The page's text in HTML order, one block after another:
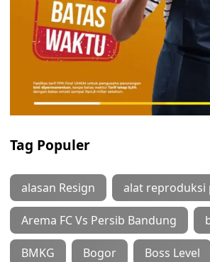
Tag Populer
alasan Resign alat reproduksi
Arema FC Vs Persib Bandung
BMKG Bogor Boss Level